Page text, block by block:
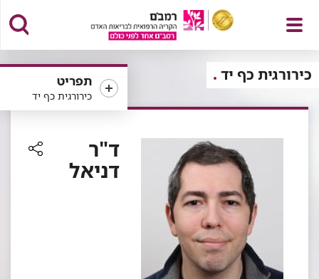
פתח
תפריט
תפריט
כירורגית כף יד
כירורגית כף יד
ד"ר
דניאל